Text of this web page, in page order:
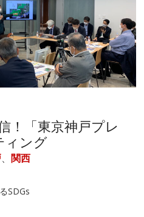
！「東京神戸プレ
ィング
、関西
SDGs